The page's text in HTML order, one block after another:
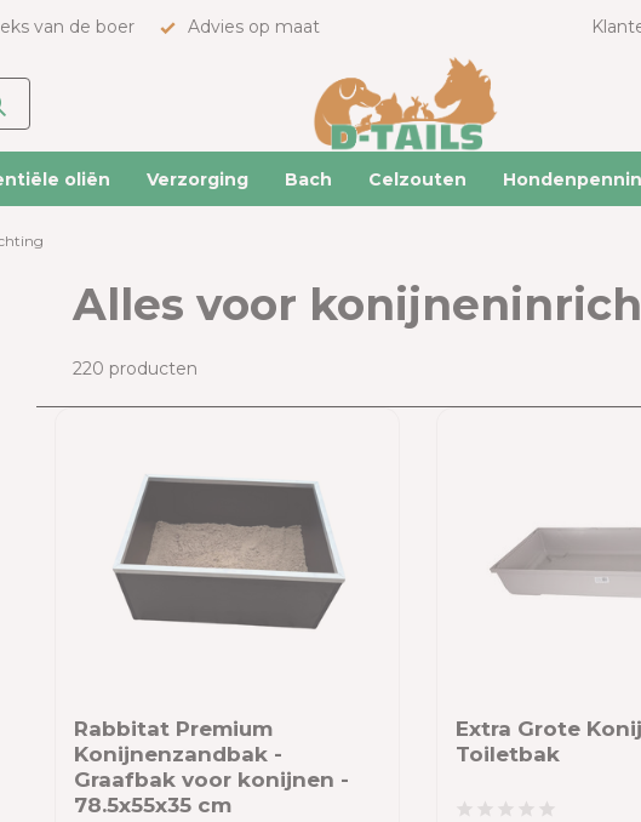
van de boer Advies op maat
oliën Verzorging Bach Celzouten
Alles voor
220 producten
Rabbitat Premium
Konijnenzandbak -
Graafbak voor konijnen -
78.5x55x35 cm
Extra Grote
Toiletbak